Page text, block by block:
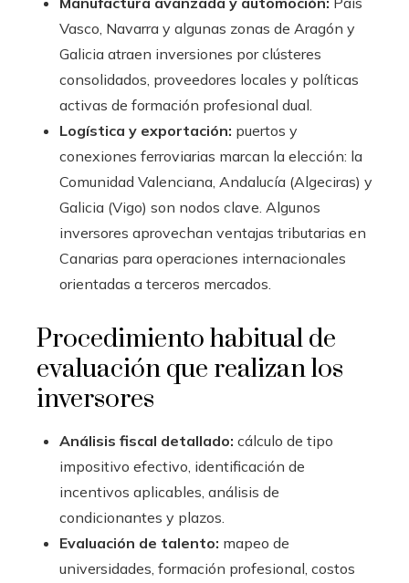
Vasco, Navarra y algunas zonas de Aragón y
Galicia atraen inversiones por clústeres
consolidados, proveedores locales y políticas
activas de formación profesional dual.
Logística y exportación: puertos y
conexiones ferroviarias marcan la elección: la
Comunidad Valenciana, Andalucía (Algeciras) y
Galicia (Vigo) son nodos clave. Algunos
inversores aprovechan ventajas tributarias en
Canarias para operaciones internacionales
orientadas a terceros mercados.
Procedimiento habitual de
evaluación que realizan los
inversores
Análisis fiscal detallado: cálculo de tipo
impositivo efectivo, identificación de
incentivos aplicables, análisis de
condicionantes y plazos.
Evaluación de talento: mapeo de
universidades, formación profesional, costos